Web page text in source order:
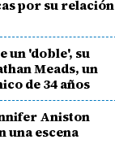
por su relación
un 'doble', su
Meads, un
de 34 años
Aniston
escena